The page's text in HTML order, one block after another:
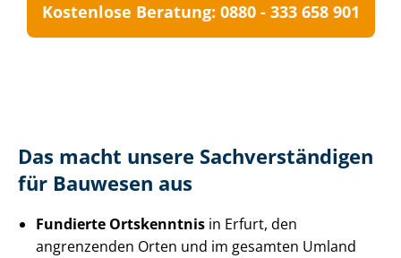
Kostenlose Beratung: 0880 - 333 658 901
Das macht unsere Sach­ver­stän­di­gen
für Bauwesen aus
Fundierte Ortskenntnis in Erfurt, den
angrenzenden Orten und im gesamten Umland